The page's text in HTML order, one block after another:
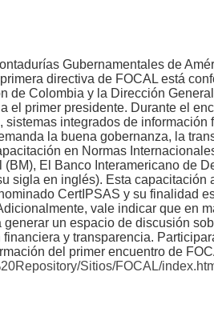
Gubernamentales de
directiva de FOCAL está
de Colombia y la Dirección
primer presidente. Durante el
integrados de información
la buena gobernanza, la
en Normas
El Banco Interamericano de
sigla en inglés). Esta capacitación
CertIPSAS y su finalidad
vale indicar que en
un espacio de discusión
y transparencia.
del primer encuentro de
Sitios/FOCAL/